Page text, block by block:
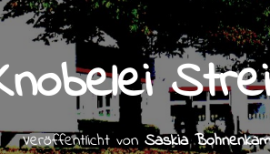
Veröffentlicht von Saskia